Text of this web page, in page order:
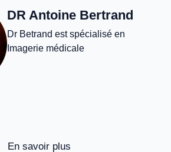
DR Antoine Bertrand
Dr Betrand est spécialisé en
Imagerie médicale
En savoir plus